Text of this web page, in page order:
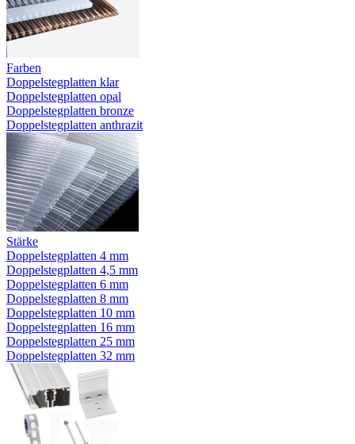
Farben
Doppelstegplatten klar
Doppelstegplatten opal
Doppelstegplatten bronze
Doppelstegplatten anthrazit
Stärke
Doppelstegplatten 4 mm
Doppelstegplatten 4,5 mm
Doppelstegplatten 6 mm
Doppelstegplatten 8 mm
Doppelstegplatten 10 mm
Doppelstegplatten 16 mm
Doppelstegplatten 25 mm
Doppelstegplatten 32 mm